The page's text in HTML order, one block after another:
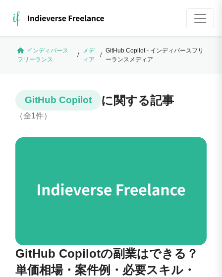
インディバース
フリーランス
/
メデ
ィア
/
GitHub Copilot - インディバースフリ
ーランスメディア
GitHub Copilot に関する記事
（全1件）
GitHub Copilotの副業はできる？
単価相場・案件例・必要スキル・